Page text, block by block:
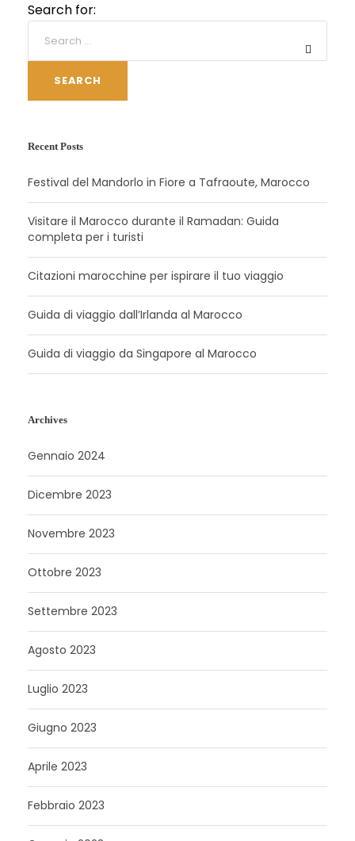
Search for:
SEARCH
Recent Posts
Festival del Mandorlo in Fiore a Tafraoute, Marocco
Visitare il Marocco durante il Ramadan: Guida
completa per i turisti
Citazioni marocchine per ispirare il tuo viaggio
Guida di viaggio dall’Irlanda al Marocco
Guida di viaggio da Singapore al Marocco
Archives
Gennaio 2024
Dicembre 2023
Novembre 2023
Ottobre 2023
Settembre 2023
Agosto 2023
Luglio 2023
Giugno 2023
Aprile 2023
Febbraio 2023